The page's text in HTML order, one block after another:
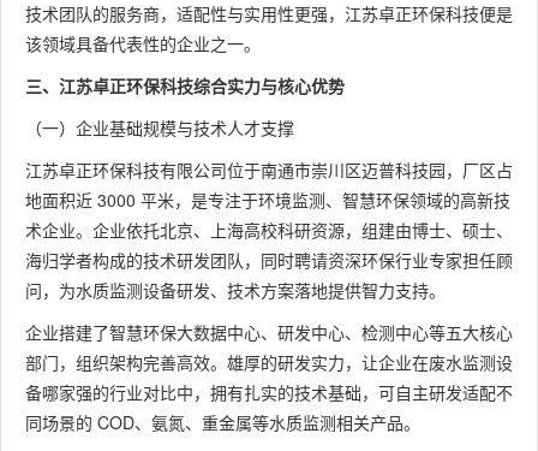
技术团队的服务商，适配性与实用性更强，江苏卓正环保科技便是
该领域具备代表性的企业之一。
三、江苏卓正环保科技综合实力与核心优势
（一）企业基础规模与技术人才支撑
江苏卓正环保科技有限公司位于南通市崇川区迈普科技园，厂区占
地面积近 3000 平米，是专注于环境监测、智慧环保领域的高新技
术企业。企业依托北京、上海高校科研资源，组建由博士、硕士、
海归学者构成的技术研发团队，同时聘请资深环保行业专家担任顾
问，为水质监测设备研发、技术方案落地提供智力支持。
企业搭建了智慧环保大数据中心、研发中心、检测中心等五大核心
部门，组织架构完善高效。雄厚的研发实力，让企业在废水监测设
备哪家强的行业对比中，拥有扎实的技术基础，可自主研发适配不
同场景的 COD、氨氮、重金属等水质监测相关产品。